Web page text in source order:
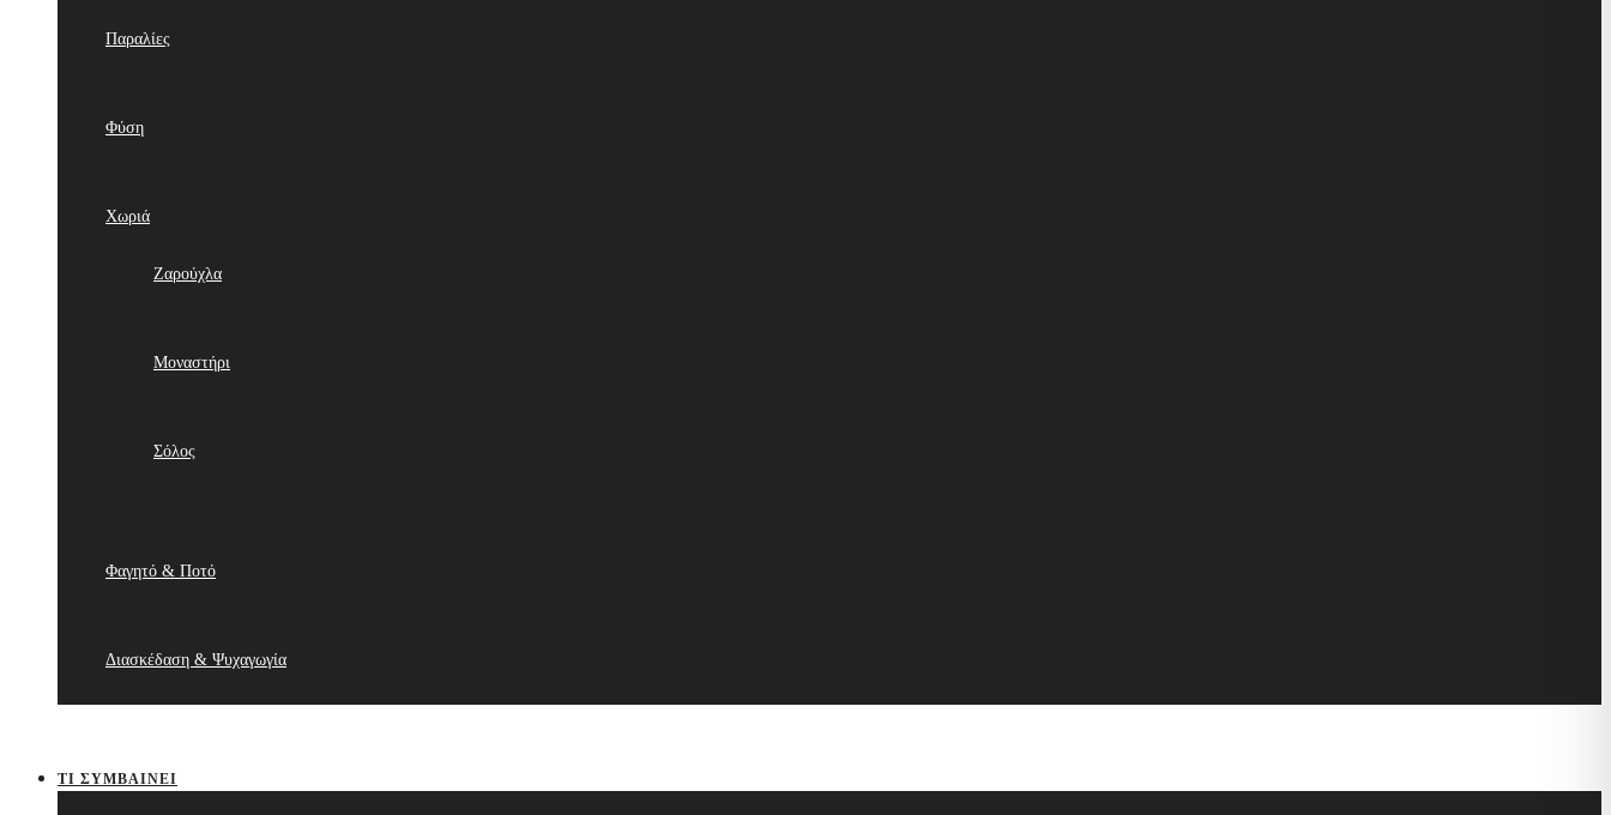
Παραλίες
Φύση
Χωριά
Ζαρούχλα
Μοναστήρι
Σόλος
Φαγητό & Ποτό
Διασκέδαση & Ψυχαγωγία
ΤΙ ΣΥΜΒΑΊΝΕΙ